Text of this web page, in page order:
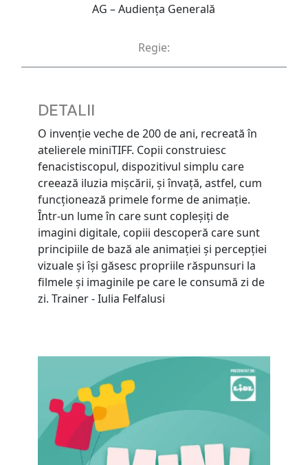
AG – Audienţa Generală
Regie:
DETALII
O invenție veche de 200 de ani, recreată în
atelierele miniTIFF. Copii construiesc
fenacistiscopul, dispozitivul simplu care
creează iluzia mișcării, și învață, astfel, cum
funcționează primele forme de animație.
Într-un lume în care sunt copleșiți de
imagini digitale, copiii descoperă care sunt
principiile de bază ale animației și percepției
vizuale și își găsesc propriile răspunsuri la
filmele și imaginile pe care le consumă zi de
zi. Trainer - Iulia Felfalusi